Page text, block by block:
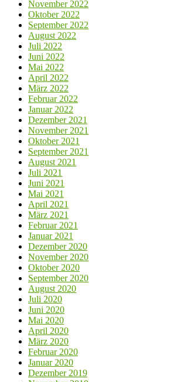
Juli 2021
Juni 2021
Mai 2021
April 2021
März 2021
Februar 2021
Januar 2021
Dezember 2020
November 2020
Oktober 2020
September 2020
August 2020
Juli 2020
Juni 2020
Mai 2020
April 2020
März 2020
Februar 2020
Januar 2020
Dezember 2019
November 2019
Oktober 2019
September 2019
August 2019
Juli 2019
Juni 2019
Mai 2019
April 2019
März 2019
Februar 2019
Januar 2019
Dezember 2018
November 2018
Oktober 2018
September 2018
August 2018